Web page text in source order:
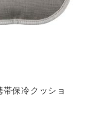
保冷クッショ